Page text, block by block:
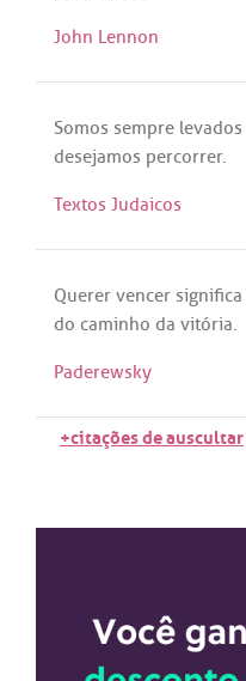
John Lennon
Somos sempre levados
desejamos percorrer.
Textos Judaicos
Querer vencer significa
do caminho da vitória.
Paderewsky
+citações de auscultar